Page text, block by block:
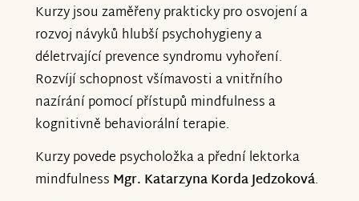
Kurzy jsou zaměřeny prakticky pro osvojení a
rozvoj návyků hlubší psychohygieny a
déletrvající prevence syndromu vyhoření.
Rozvíjí schopnost všímavosti a vnitřního
nazírání pomocí přístupů mindfulness a
kognitivně behaviorální terapie.
Kurzy povede psycholožka a přední lektorka
mindfulness Mgr. Katarzyna Korda Jedzoková.